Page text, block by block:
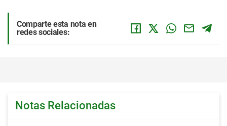
Comparte esta nota en
redes sociales:
Notas Relacionadas